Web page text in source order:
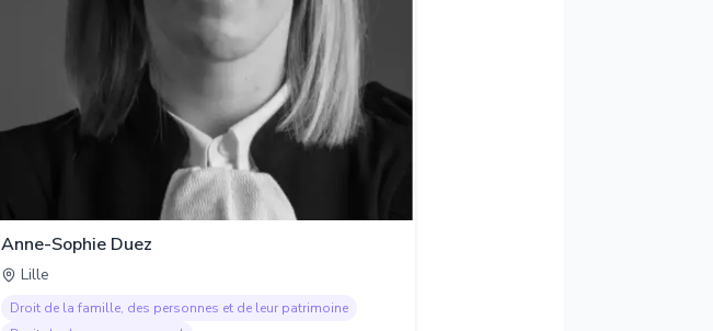
Anne-Sophie Duez
Lille
Droit de la famille, des personnes et de leur patrimoine